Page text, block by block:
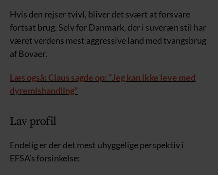
Hvis den rejser tvivl, bliver det svært at forsvare
fortsat brug. Selv for Danmark, der i suveræn stil har
været verdens mest aggressive land med tvangsbrug
af Bovaer.
Læs også: Claus sagde op: ”Jeg kan ikke leve med
dyremishandling”
Lav profil
Endelig er der det mest uhyggelige perspektiv i
EFSA’s forsinkelse: